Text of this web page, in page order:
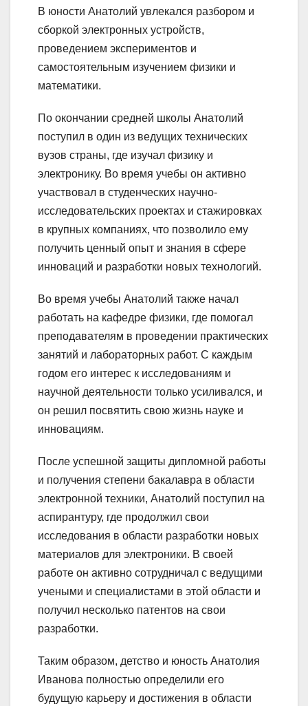
В юности Анатолий увлекался разбором и
сборкой электронных устройств,
проведением экспериментов и
самостоятельным изучением физики и
математики.
По окончании средней школы Анатолий
поступил в один из ведущих технических
вузов страны, где изучал физику и
электронику. Во время учебы он активно
участвовал в студенческих научно-
исследовательских проектах и стажировках
в крупных компаниях, что позволило ему
получить ценный опыт и знания в сфере
инноваций и разработки новых технологий.
Во время учебы Анатолий также начал
работать на кафедре физики, где помогал
преподавателям в проведении практических
занятий и лабораторных работ. С каждым
годом его интерес к исследованиям и
научной деятельности только усиливался, и
он решил посвятить свою жизнь науке и
инновациям.
После успешной защиты дипломной работы
и получения степени бакалавра в области
электронной техники, Анатолий поступил на
аспирантуру, где продолжил свои
исследования в области разработки новых
материалов для электроники. В своей
работе он активно сотрудничал с ведущими
учеными и специалистами в этой области и
получил несколько патентов на свои
разработки.
Таким образом, детство и юность Анатолия
Иванова полностью определили его
будущую карьеру и достижения в области